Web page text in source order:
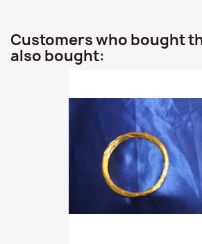
Customers who bought
also bought: